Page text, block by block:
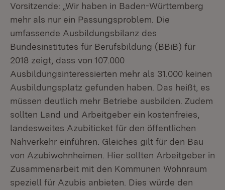
Vorsitzende: „Wir haben in Baden-Württemberg
mehr als nur ein Passungsproblem. Die
umfassende Ausbildungsbilanz des
Bundesinstitutes für Berufsbildung (BBiB) für
2018 zeigt, dass von 107.000
Ausbildungsinteressierten mehr als 31.000 keinen
Ausbildungsplatz gefunden haben. Das heißt, es
müssen deutlich mehr Betriebe ausbilden. Zudem
sollten Land und Arbeitgeber ein kostenfreies,
landesweites Azubiticket für den öffentlichen
Nahverkehr einführen. Gleiches gilt für den Bau
von Azubiwohnheimen. Hier sollten Arbeitgeber in
Zusammenarbeit mit den Kommunen Wohnraum
speziell für Azubis anbieten. Dies würde den